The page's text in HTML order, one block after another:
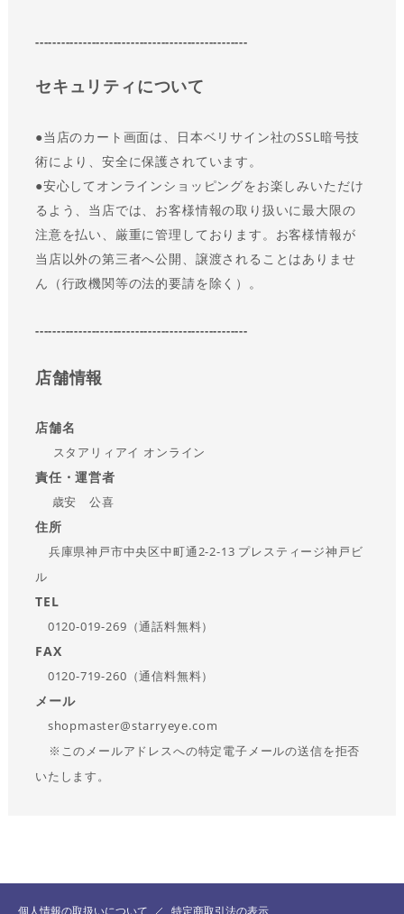
-------------------------------------------------
セキュリティについて
●当店のカート画面は、日本ベリサイン社のSSL暗号技
術により、安全に保護されています。
●安心してオンラインショッピングをお楽しみいただけ
るよう、当店では、お客様情報の取り扱いに最大限の
注意を払い、厳重に管理しております。お客様情報が
当店以外の第三者へ公開、譲渡されることはありませ
ん（行政機関等の法的要請を除く）。
-------------------------------------------------
店舗情報
店舗名
スタアリィアイ オンライン
責任・運営者
歳安 公喜
住所
兵庫県神戸市中央区中町通2-2-13 プレスティージ神戸ビ
ル
TEL
0120-019-269（通話料無料）
FAX
0120-719-260（通信料無料）
メール
shopmaster@starryeye.com
※このメールアドレスへの特定電子メールの送信を拒否
いたします。
個人情報の取扱いについて 特定商取引法の表示